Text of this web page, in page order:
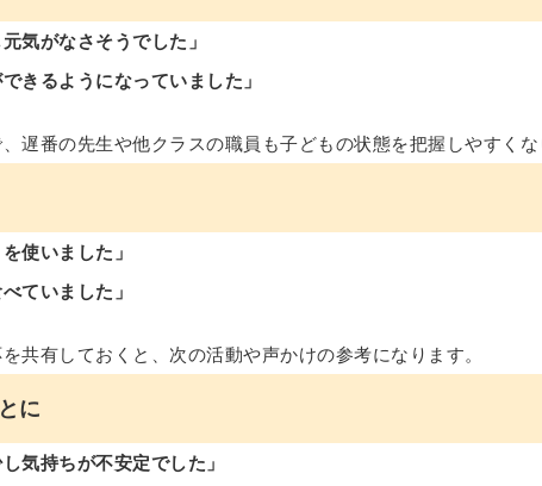
気がなさそうでした」
きるようになっていました」
遅番の先生や他クラスの職員も子どもの状態を把握しやすくな
使いました」
ていました」
共有しておくと、次の活動や声かけの参考になります。
に
気持ちが不安定でした」